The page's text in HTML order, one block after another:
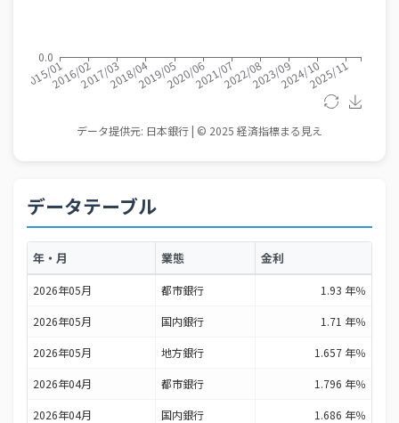
データテーブル
年・月 業態 金利
2026年05月 都市銀行 1.93 年％
2026年05月 国内銀行 1.71 年％
2026年05月 地方銀行 1.657 年％
2026年04月 都市銀行 1.796 年％
2026年04月 国内銀行 1.686 年％